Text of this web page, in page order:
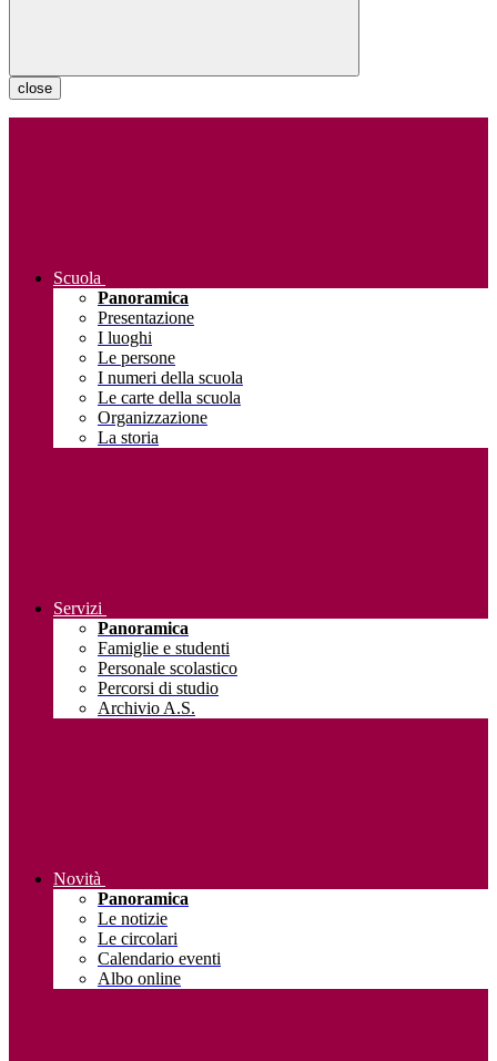
close
Scuola
Panoramica
Presentazione
I luoghi
Le persone
I numeri della scuola
Le carte della scuola
Organizzazione
La storia
Servizi
Panoramica
Famiglie e studenti
Personale scolastico
Percorsi di studio
Archivio A.S.
Novità
Panoramica
Le notizie
Le circolari
Calendario eventi
Albo online